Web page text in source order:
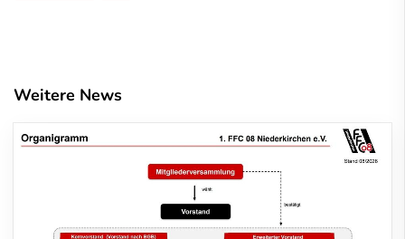
Weitere News